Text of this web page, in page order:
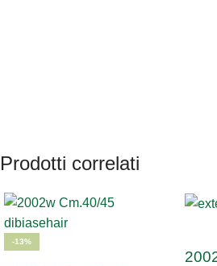
Prodotti correlati
-13%